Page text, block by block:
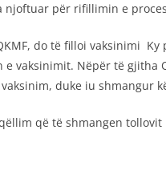
për rifillimin e
do të filloi vaksinimi
e vaksinimit. Nëpër të
duke iu shmangur
që të shmangen